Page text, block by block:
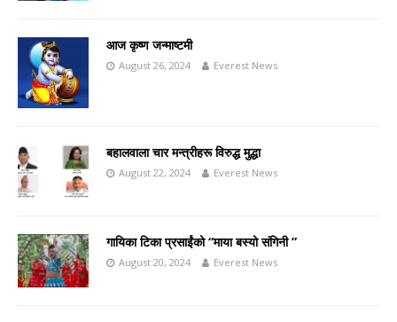
आज कृष्ण जन्माष्टमी
August 26, 2024 Everest News
बहालवाला चार मन्त्रीहरू विरुद्ध मुद्धा
August 22, 2024 Everest News
गायिका टिका प्रसाईंको “माया बस्यो संगिनी ”
August 20, 2024 Everest News